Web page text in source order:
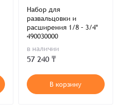
Набор для
развальцовки и
расширения 1/8 – 3/4''
490030000
в наличии
57 240 ₸
В корзину